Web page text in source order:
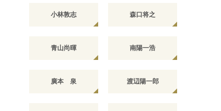
小林敦志 森口将之
青山尚暉 南陽一浩
廣本 泉 渡辺陽一郎